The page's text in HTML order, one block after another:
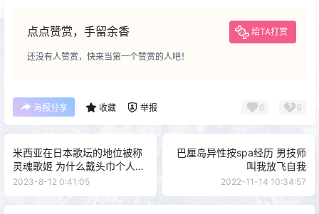
点点赞赏，手留余香 给TA打赏
还没有人赞赏，快来当第一个赞赏的人吧！
海报分享 收藏 举报 0 0
米西亚在日本歌坛的地位被称
灵魂歌姬 为什么戴头巾个人资
料简介
2023-8-12 0:41:05
巴厘岛异性按spa经历 男技师
叫我放飞自我
2022-11-14 10:34:57